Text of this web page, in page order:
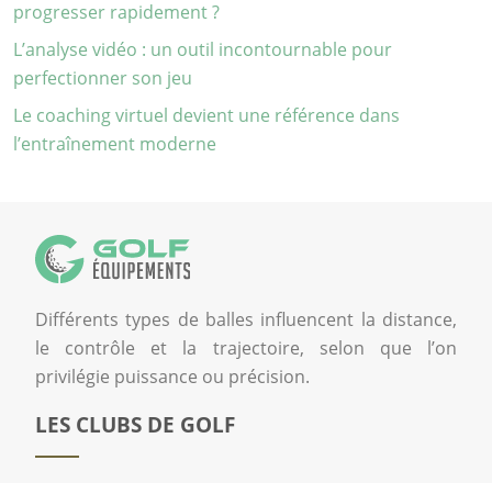
progresser rapidement ?
L’analyse vidéo : un outil incontournable pour
perfectionner son jeu
Le coaching virtuel devient une référence dans
l’entraînement moderne
Différents types de balles influencent la distance,
le contrôle et la trajectoire, selon que l’on
privilégie puissance ou précision.
LES CLUBS DE GOLF